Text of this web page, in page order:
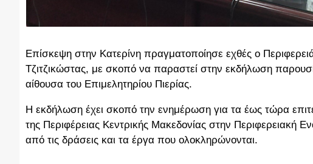
Επίσκεψη στην Κατερίνη πραγματοποίησε εχθές ο
Τζιτζικώστας, με σκοπό να παραστεί στην εκδήλωση
αίθουσα του Επιμελητηρίου Πιερίας.
Η εκδήλωση έχει σκοπό την ενημέρωση για τα έως τώρα
της Περιφέρειας Κεντρικής Μακεδονίας στην Περιφερειακή
από τις δράσεις και τα έργα που ολοκληρώνονται.